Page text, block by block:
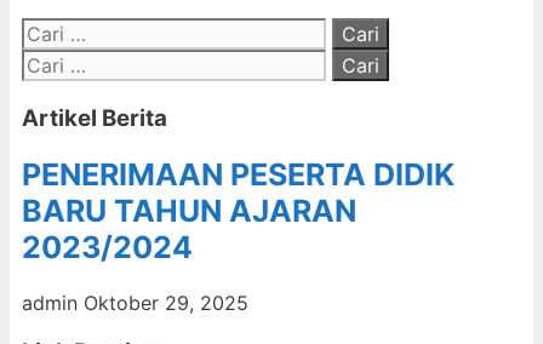
Cari
untuk:
Cari
untuk:
Artikel Berita
PENERIMAAN PESERTA DIDIK
BARU TAHUN AJARAN
2023/2024
admin Oktober 29, 2025